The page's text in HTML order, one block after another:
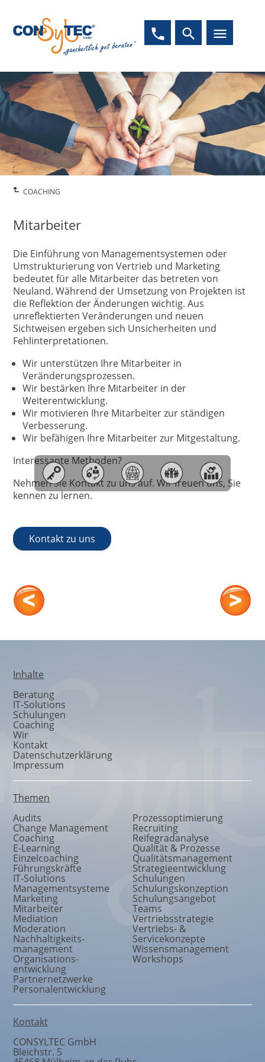
phone search menu
COACHING
Mitarbeiter
Die Einführung von Managementsystemen oder
Umstrukturierung von Vertrieb und Marketing
bedeutet für alle Mitarbeiter das betreten von
Neuland. Während der Umsetzung von Projekten ist
die Reflektion der Änderungen wichtig. Aus
unreflektierten Veränderungen und neuen
Sichtweisen ergeben sich Unsicherheiten und
Fehlinterpretationen.
Wir unterstützen Ihre Mitarbeiter in
Veränderungsprozessen.
Wir bestärken Ihre Mitarbeiter in der
Weiterentwicklung.
Wir motivieren Ihre Mitarbeiter zur ständigen
Verbesserung.
Wir befähigen Ihre Mitarbeiter zur Mitgestaltung.
Interessante Methoden?
Nehmen Sie Kontakt zu uns auf. Wir freuen uns, Sie
kennen zu lernen.
Kontakt zu uns
Inhalte
Beratung
IT-Solutions
Schulungen
Coaching
Wir
Kontakt
Datenschutzerklärung
Impressum
Themen
Audits
Change Management
Coaching
E-Learning
Einzelcoaching
Führungskräfte
IT-Solutions
Managementsysteme
Marketing
Mitarbeiter
Mediation
Moderation
Nachhaltigkeits-
management
Organisations-
entwicklung
Partnernetzwerke
Personalentwicklung
Prozessoptimierung
Recruiting
Reifegradanalyse
Qualität & Prozesse
Qualitätsmanagement
Strategieentwicklung
Schulungen
Schulungskonzeption
Schulungsangebot
Teams
Vertriebsstrategie
Vertriebs- &
Servicekonzepte
Wissensmanagement
Workshops
Kontakt
CONSYLTEC GmbH
Bleichstr. 5